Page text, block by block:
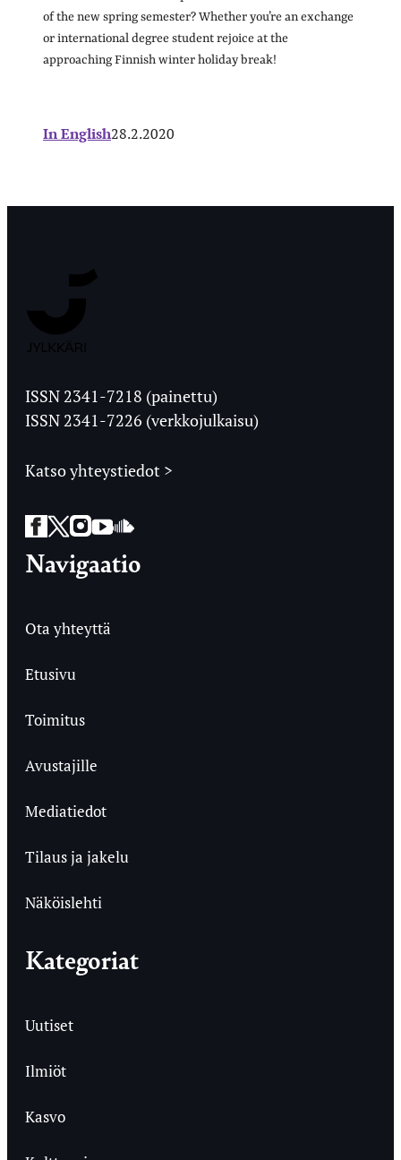
of the new spring semester? Whether you’re an exchange
or international degree student rejoice at the
approaching Finnish winter holiday break!
In English28.2.2020
Ylioppilaslehti
ISSN 2341-7218 (painettu)
ISSN 2341-7226 (verkkojulkaisu)
Katso yhteystiedot >
Facebook
Twitter
Instagram
YouTube
SoundCloud
Navigaatio
Ota yhteyttä
Etusivu
Toimitus
Avustajille
Mediatiedot
Tilaus ja jakelu
Näköislehti
Kategoriat
Uutiset
Ilmiöt
Kasvo